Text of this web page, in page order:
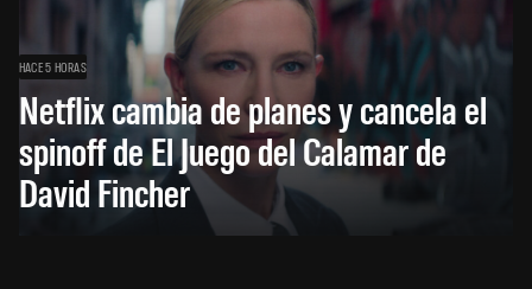
HACE 5 HORAS
Netflix cambia de planes y cancela el
spinoff de El Juego del Calamar de
David Fincher